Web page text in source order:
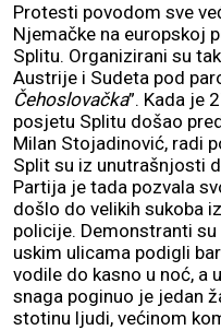
Protesti povodom sve
Njemačke na europskoj
Splitu. Organizirani su
Austrije i Sudeta pod
Čehoslovačka”. Kada je
posjetu Splitu došao
Milan Stojadinović, radi
Split su iz unutrašnjosti
Partija je tada pozvala
došlo do velikih sukoba
policije. Demonstranti
uskim ulicama podigli
vodile do kasno u noć, a
snaga poginuo je jedan
stotinu ljudi, većinom